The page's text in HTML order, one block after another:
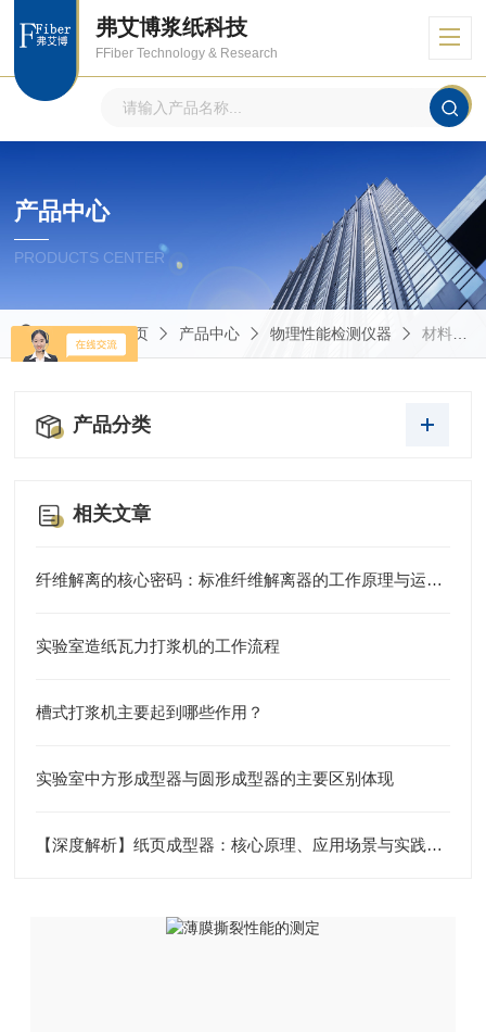
弗艾博浆纸科技
FFiber Technology & Research
产品中心
PRODUCTS CENTER
当前位置：首页 产品中心 物理性能检测仪器 材料撕裂、剥离性能的测定
产品分类
相关文章
纤维解离的核心密码：标准纤维解离器的工作原理与运行逻辑
实验室造纸瓦力打浆机的工作流程
槽式打浆机主要起到哪些作用？
实验室中方形成型器与圆形成型器的主要区别体现
【深度解析】纸页成型器：核心原理、应用场景与实践路径